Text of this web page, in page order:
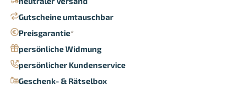
Gutscheine umtauschbar
Preisgarantie*
persönliche Widmung
persönlicher Kundenservice
Geschenk- & Rätselbox